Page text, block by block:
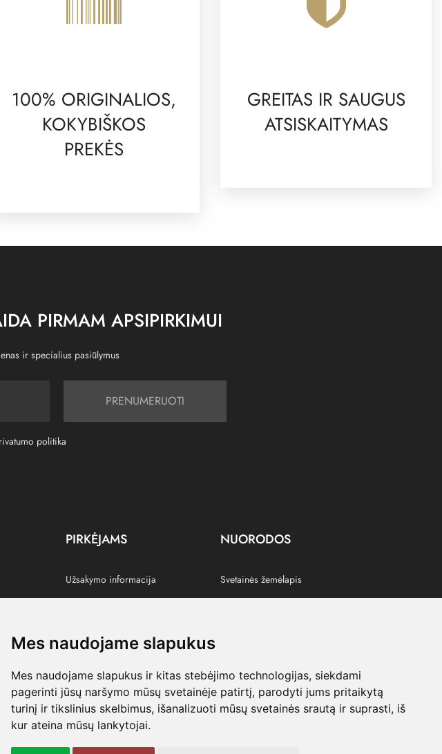
Mes naudojame slapukus
Mes naudojame slapukus ir kitas stebėjimo technologijas, siekdami
pagerinti jūsų naršymo mūsų svetainėje patirtį, parodyti jums pritaikytą
turinį ir tikslinius skelbimus, išanalizuoti mūsų svetainės srautą ir suprasti, iš
kur ateina mūsų lankytojai.
100% ORIGINALIOS,
KOKYBIŠKOS
PREKĖS
GREITAS IR SAUGUS
ATSISKAITYMAS
PIRMAM APSIPIRKIMUI
ir specialius pasiūlymus
PRENUMERUOTI
politika
PIRKĖJAMS
Užsakymo informacija
Paskyra
Pamėgtos prekės
NUORODOS
Svetainės žemėlapis